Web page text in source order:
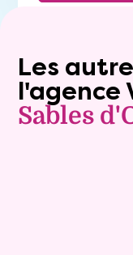
Les
l'agence
Sables